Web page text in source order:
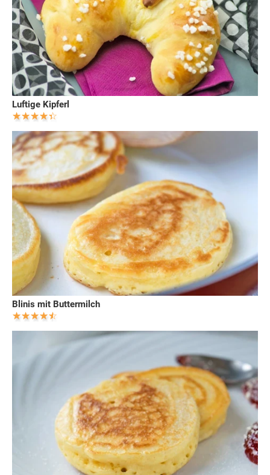
Luftige Kipferl
Blinis mit Buttermilch